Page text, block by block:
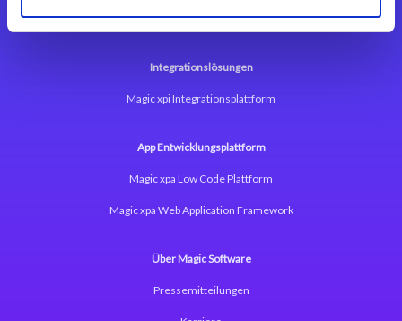
Integrationslösungen
Magic xpi Integrationsplattform
App Entwicklungsplattform
Magic xpa Low Code Plattform
Magic xpa Web Application Framework
Über Magic Software
Pressemitteilungen